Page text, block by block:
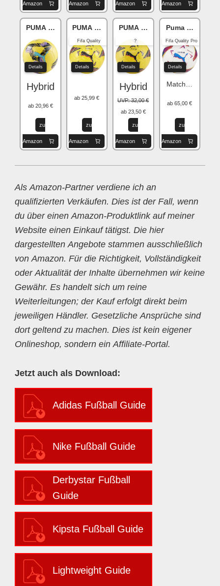
Amazon Amazon Amazon Amazon
PUMA Orbita LaLiga 1
Details
Hybrid
ab 20,96 €
zu
Amazon
PUMA Orbita LaLiga
Fifa Quality
Details
ab 25,99 €
zu
Amazon
PUMA Orbita LaLiga 1
?
Details
Hybrid
UVP: 32,00 €
ab 23,50 €
zu
Amazon
Puma Orbita
Fifa Quality Pro
Details
Matchball
ab 65,00 €
zu
Amazon
Als Amazon-Partner verdiene ich an
qualifizierten Verkäufen. Dies ist der Fall, wenn
du über einen Amazon-Produktlink auf meiner
Website einen Einkauf tätigst. Die hier
dargestellten Angebote stammen ausschließlich
von Amazon. Für die Richtigkeit, Vollständigkeit
oder Aktualität der Inhalte übernehmen wir keine
Gewähr. Es handelt sich um reine
Weiterleitungen; der Kauf erfolgt direkt beim
jeweiligen Händler. Gesetzliche Ansprüche sind
dort geltend zu machen. Dies ist kein eigener
Onlineshop, sondern ein Affiliate-Portal.
Jetzt auch als Download:
Adidas Fußball Guide
Nike Fußball Guide
Derbystar Fußball
Guide
Kipsta Fußball Guide
Lightweight Guide